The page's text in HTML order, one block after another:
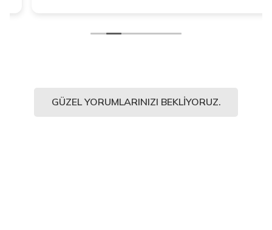
GÜZEL YORUMLARINIZI BEKLIYORUZ.